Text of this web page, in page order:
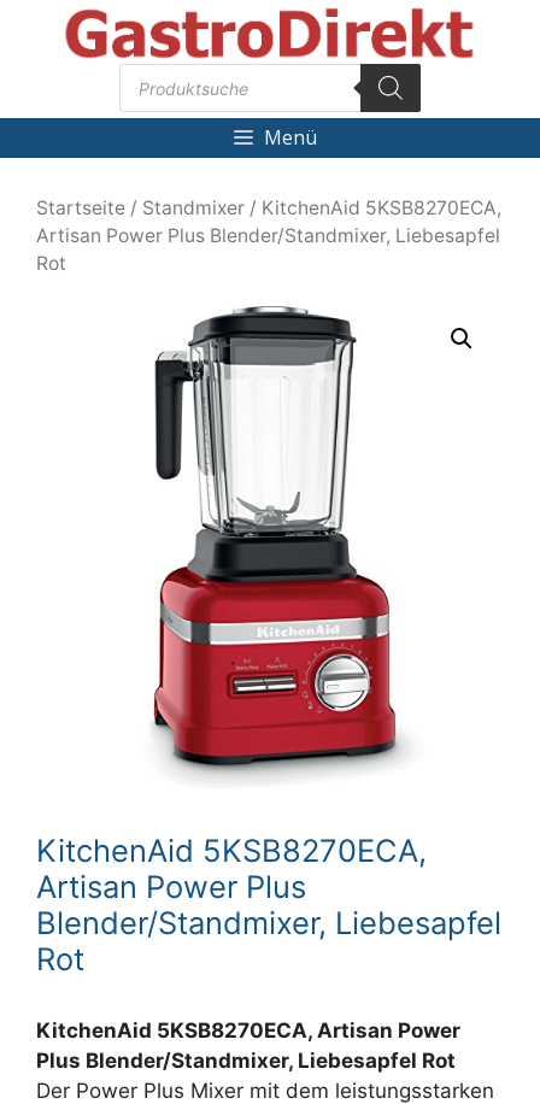
Products
search
Menü
Startseite / Standmixer / KitchenAid 5KSB8270ECA,
Artisan Power Plus Blender/Standmixer, Liebesapfel
Rot
KitchenAid 5KSB8270ECA,
Artisan Power Plus
Blender/Standmixer, Liebesapfel
Rot
KitchenAid 5KSB8270ECA, Artisan Power
Plus Blender/Standmixer, Liebesapfel Rot
Der Power Plus Mixer mit dem leistungsstarken